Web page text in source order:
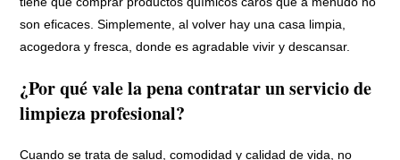
son eficaces. Simplemente, al volver hay una casa limpia,
acogedora y fresca, donde es agradable vivir y descansar.
¿Por qué vale la pena contratar un servicio de
limpieza profesional?
Cuando se trata de salud, comodidad y calidad de vida, no